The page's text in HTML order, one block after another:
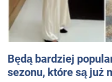
Będą bardziej
sezonu, które są już